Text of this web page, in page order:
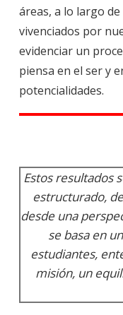
áreas, a lo largo
vivenciados por
evidenciar un
piensa en el ser y
potencialidades.
Estos resultados
estructurado,
desde una
se basa en
estudiantes,
misión, un